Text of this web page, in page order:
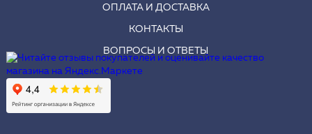
ОПЛАТА И ДОСТАВКА
КОНТАКТЫ
ВОПРОСЫ И ОТВЕТЫ